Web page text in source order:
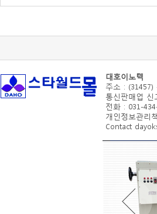
대호이노텍
주소 : (31457)
통신판매업 신
전화 : 031-
개인정보관리
Contact